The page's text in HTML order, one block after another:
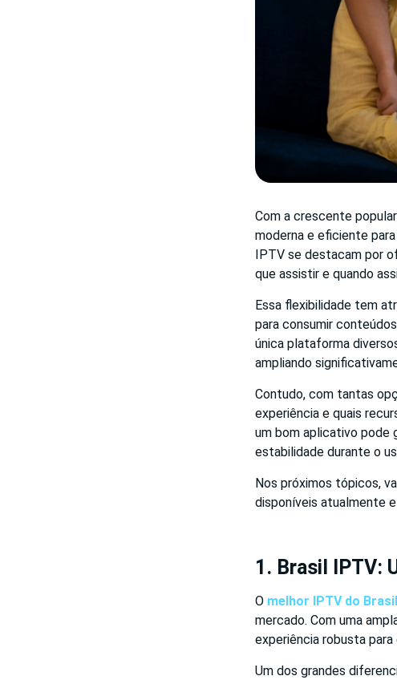
Com a crescente
moderna e eficiente
IPTV se destacam por
que assistir e quando
Essa flexibilidade tem
para consumir
única plataforma
ampliando
Contudo, com tantas
experiência e quais
um bom aplicativo pode
estabilidade durante o
Nos próximos tópicos,
disponíveis atualmente
1. Brasil IPTV:
O melhor IPTV do Brasil
mercado. Com uma
experiência robusta
Um dos grandes